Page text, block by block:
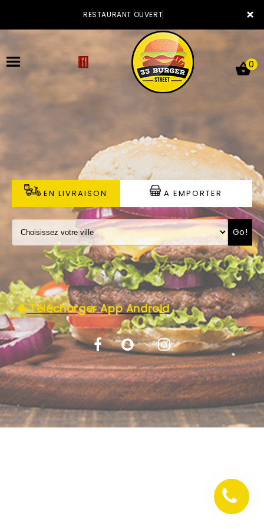
×
RESTAURANT OUVERT
LA CARTE
VOTRE COMPTE
NOTRE RESTAURANT
VOS AVIS
MENTIONS LÉGALES
C.G.V
0
EN LIVRAISON A EMPORTER
Go!
Télécharger App Android